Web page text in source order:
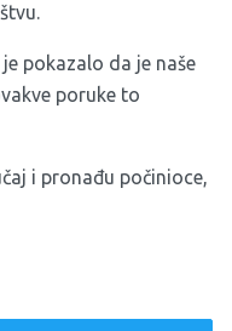
pokazalo da je naše
poruke to
i pronađu počinioce,